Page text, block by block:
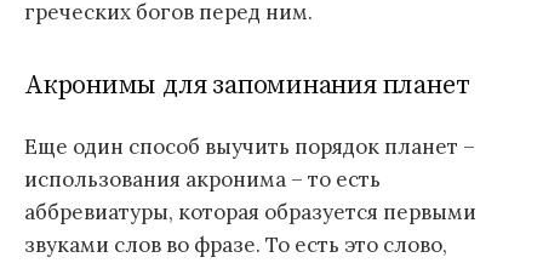
греческих богов перед ним.
Акронимы для запоминания планет
Еще один способ выучить порядок планет –
использования акронима – то есть
аббревиатуры, которая образуется первыми
звуками слов во фразе. То есть это слово,